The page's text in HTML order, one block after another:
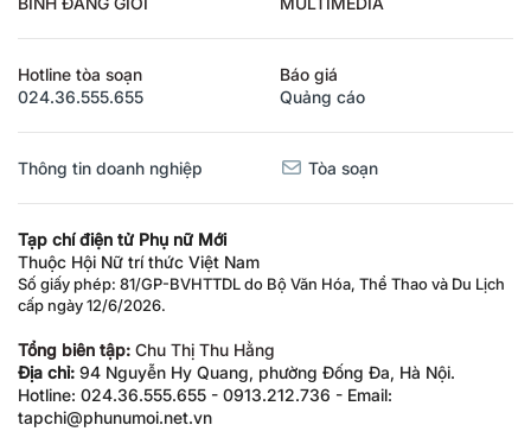
Hotline tòa soạn
024.36.555.655
Báo giá
Quảng cáo
Thông tin doanh nghiệp Tòa soạn
Tạp chí điện tử Phụ nữ Mới
Thuộc Hội Nữ trí thức Việt Nam
Số giấy phép: 81/GP-BVHTTDL do Bộ Văn Hóa, Thể Thao và Du Lịch
cấp ngày 12/6/2026.
Tổng biên tập: Chu Thị Thu Hằng
Địa chỉ: 94 Nguyễn Hy Quang, phường Đống Đa, Hà Nội.
Hotline: 024.36.555.655 - 0913.212.736 - Email:
tapchi@phunumoi.net.vn